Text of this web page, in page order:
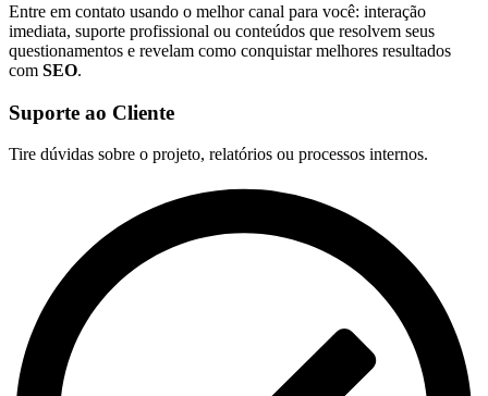
Entre em contato usando o melhor canal para você: interação
imediata, suporte profissional ou conteúdos que resolvem seus
questionamentos e revelam como conquistar melhores resultados
com SEO.
Suporte ao Cliente
Tire dúvidas sobre o projeto, relatórios ou processos internos.